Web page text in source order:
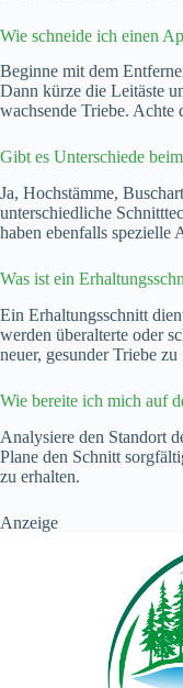
Wie schneide ich einen
Beginne mit dem
Dann kürze die Leitäste
wachsende Triebe.
Gibt es Unterschiede
Ja, Hochstämme,
unterschiedliche
haben ebenfalls spezielle
Was ist ein
Ein Erhaltungsschnitt
werden überalterte oder
neuer, gesunder Triebe zu
Wie bereite ich mich auf
Analysiere den Standort
Plane den Schnitt
zu erhalten.
Anzeige